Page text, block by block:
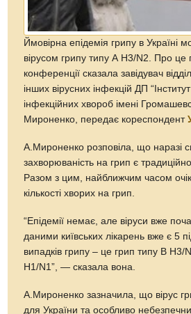
Ймовірна епідемія грипу в Україні
вірусом грипу типу А H3/N2. Про це
конференції сказала завідувач
інших вірусних інфекцій ДП “Інститут
інфекційних хвороб імені
Мироненко, передає кореспондент
А.Мироненко розповіла, що наразі
захворюваність на грип є
Разом з цим, найближчим часом
кількості хворих на грип.
“Епідемії немає, але віруси вже
даними київських лікарень вже є 5
випадків грипу – це грип типу В H3/
H1/N1”, — сказала вона.
А.Мироненко зазначила, що вірус
для України та особливо